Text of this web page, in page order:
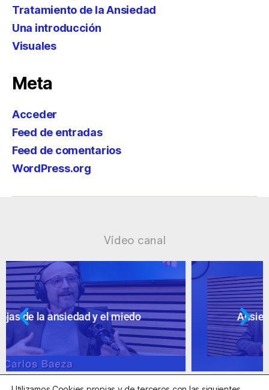
Tratamiento de la Ansiedad
Una introducción
Visuales
Meta
Acceder
Feed de entradas
Feed de comentarios
WordPress.org
Vídeo canal
Ansiedad: supuestos cuestionables